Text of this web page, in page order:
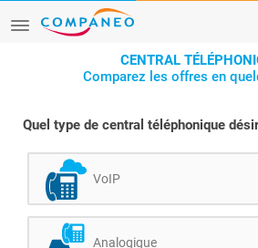
CENTRAL
Comparez les offres en
Quel type de central téléphonique
VoIP
Analogique